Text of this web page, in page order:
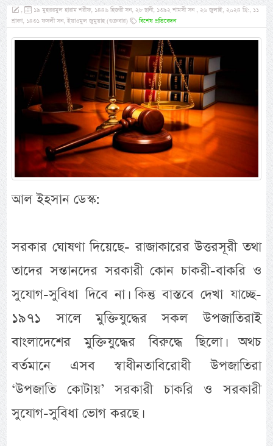
,
১৯ মুহররমুল হারাম শরীফ, ১৪৪৬ হিজরী সন, ২৮ ছানী, ১৩৯২ শামসী সন , ২৬ জুলাই, ২০২৪ খ্রি:, ১১
শ্রাবণ, ১৪৩১ ফসলী সন, ইয়াওমুল জুমুয়াহ (শুক্রবার)
বিশেষ প্রতিবেদন
আল ইহসান ডেস্ক:
সরকার ঘোষণা দিয়েছে- রাজাকারের উত্তরসূরী তথা
তাদের সন্তানদের সরকারী কোন চাকরী-বাকরি ও
সুযোগ-সুবিধা দিবে না। কিন্তু বাস্তবে দেখা যাচ্ছে-
১৯৭১ সালে মুক্তিযুদ্ধের সকল উপজাতিরাই
বাংলাদেশের মুক্তিযুদ্ধের বিরুদ্ধে ছিলো। অথচ
বর্তমানে এসব স্বাধীনতাবিরোধী উপজাতিরা
‘উপজাতি কোটায়’ সরকারী চাকরি ও সরকারী
সুযোগ-সুবিধা ভোগ করছে।